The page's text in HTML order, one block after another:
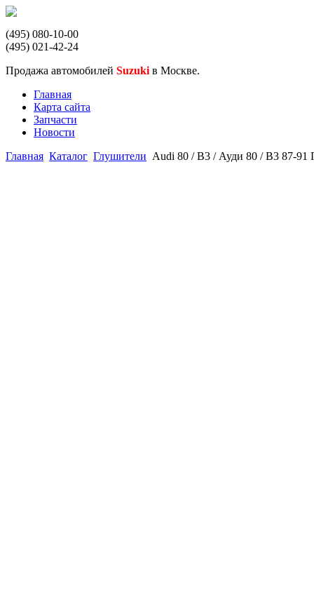
(495) 080-10-00
(495) 021-42-24
Продажа автомобилей Suzuki в Москве.
Главная
Карта сайта
Запчасти
Новости
Главная Каталог Глушители Audi 80 / B3 / Ауди 80 / B3 87-91